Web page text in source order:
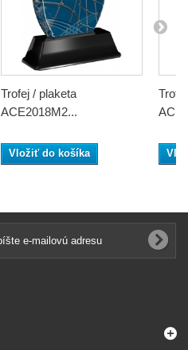
Trofej / plaketa
ACE2018M2...
Vložiť do košíka